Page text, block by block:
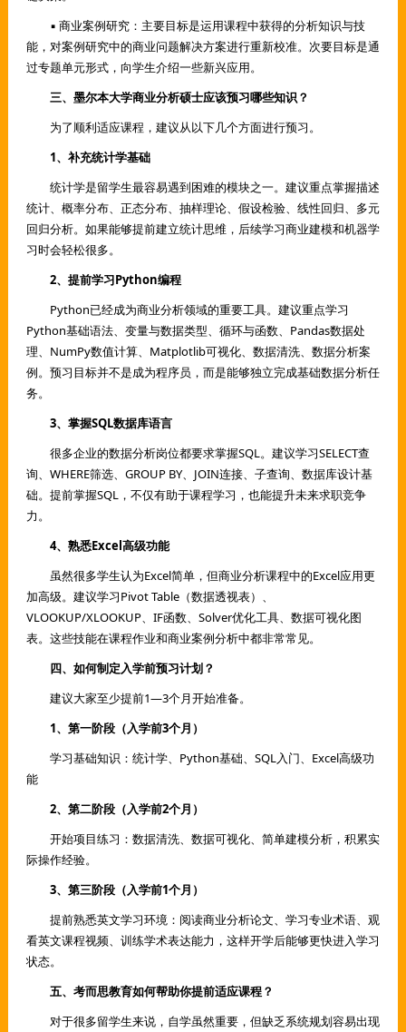
▪ 商业案例研究：主要目标是运用课程中获得的分析知识与技
能，对案例研究中的商业问题解决方案进行重新校准。次要目标是通
过专题单元形式，向学生介绍一些新兴应用。
三、墨尔本大学商业分析硕士应该预习哪些知识？
为了顺利适应课程，建议从以下几个方面进行预习。
1、补充统计学基础
统计学是留学生最容易遇到困难的模块之一。建议重点掌握描述
统计、概率分布、正态分布、抽样理论、假设检验、线性回归、多元
回归分析。如果能够提前建立统计思维，后续学习商业建模和机器学
习时会轻松很多。
2、提前学习Python编程
Python已经成为商业分析领域的重要工具。建议重点学习
Python基础语法、变量与数据类型、循环与函数、Pandas数据处
理、NumPy数值计算、Matplotlib可视化、数据清洗、数据分析案
例。预习目标并不是成为程序员，而是能够独立完成基础数据分析任
务。
3、掌握SQL数据库语言
很多企业的数据分析岗位都要求掌握SQL。建议学习SELECT查
询、WHERE筛选、GROUP BY、JOIN连接、子查询、数据库设计基
础。提前掌握SQL，不仅有助于课程学习，也能提升未来求职竞争
力。
4、熟悉Excel高级功能
虽然很多学生认为Excel简单，但商业分析课程中的Excel应用更
加高级。建议学习Pivot Table（数据透视表）、
VLOOKUP/XLOOKUP、IF函数、Solver优化工具、数据可视化图
表。这些技能在课程作业和商业案例分析中都非常常见。
四、如何制定入学前预习计划？
建议大家至少提前1—3个月开始准备。
1、第一阶段（入学前3个月）
学习基础知识：统计学、Python基础、SQL入门、Excel高级功
能
2、第二阶段（入学前2个月）
开始项目练习：数据清洗、数据可视化、简单建模分析，积累实
际操作经验。
3、第三阶段（入学前1个月）
提前熟悉英文学习环境：阅读商业分析论文、学习专业术语、观
看英文课程视频、训练学术表达能力，这样开学后能够更快进入学习
状态。
五、考而思教育如何帮助你提前适应课程？
对于很多留学生来说，自学虽然重要，但缺乏系统规划容易出现